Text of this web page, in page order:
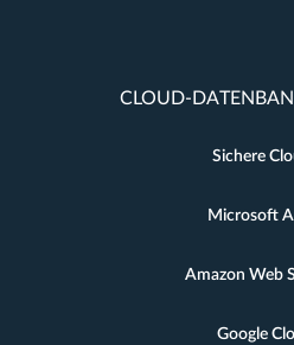
CLOUD-
Sichere
Microsoft
Amazon Web
Google